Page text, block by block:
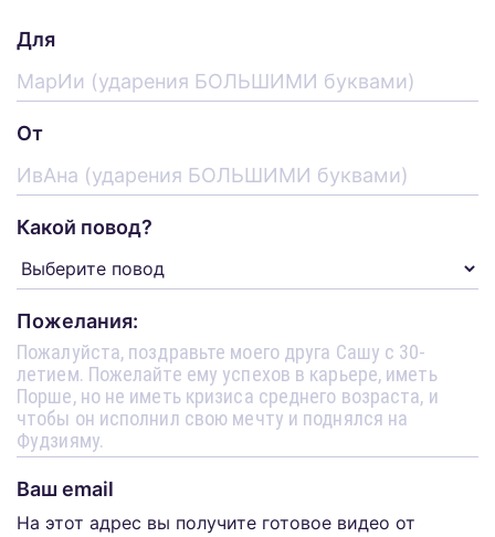
Для
От
Какой повод?
Пожелания:
Ваш email
На этот адрес вы получите готовое видео от